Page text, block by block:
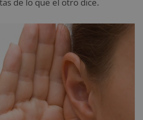
de lo que el otro dice.